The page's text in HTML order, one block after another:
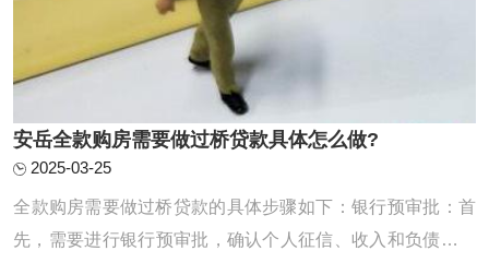
安岳全款购房需要做过桥贷款具体怎么做?
2025-03-25
‌全款购房需要做过桥贷款的具体步骤如下‌：‌银行预审批‌：首
先，需要进行银行预审批，确认个人征信、收入和负债情况